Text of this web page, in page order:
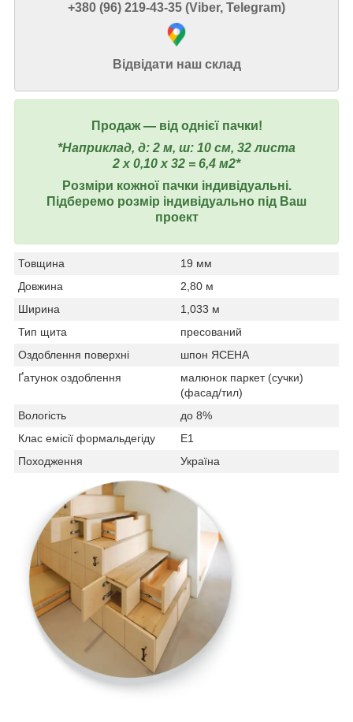
+380 (96) 219-43-35 (Viber, Telegram)
Відвідати наш склад
Продаж ― від однієї пачки!
*Наприклад, д: 2 м, ш: 10 см, 32 листа
2 х 0,10 х 32 = 6,4 м2*
Розміри кожної пачки індивідуальні.
Підберемо розмір індивідуально під Ваш
проект
Товщина
19 мм
Довжина
2,80 м
Ширина
1,033 м
Тип щита
пресований
Оздоблення поверхні
шпон ЯСЕНА
Ґатунок оздоблення
малюнок паркет (сучки)
(фасад/тил)
Вологість
до 8%
Клас емісії формальдегіду
Е1
Походження
Україна